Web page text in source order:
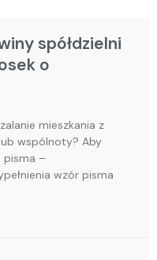
spółdzielni
o
mieszkania z
wspólnoty? Aby
pisma –
wzór pisma